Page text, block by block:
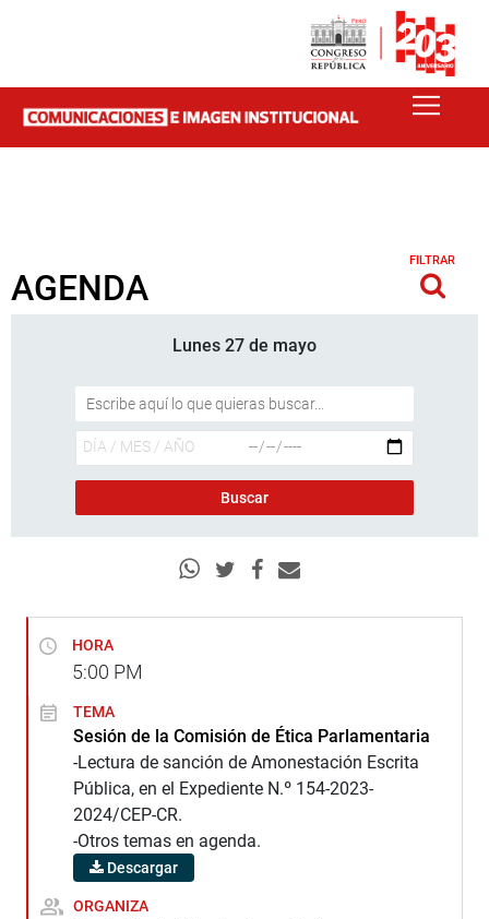
AGENDA
FILTRAR
Lunes 27 de mayo
HORA
5:00 PM
TEMA
Sesión de la Comisión de Ética Parlamentaria
-Lectura de sanción de Amonestación Escrita
Pública, en el Expediente N.º 154-2023-
2024/CEP-CR.
-Otros temas en agenda.
Descargar
ORGANIZA